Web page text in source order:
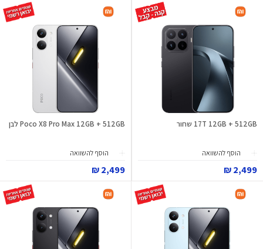
17T 12GB + 512GB שחור
הוסף להשוואה
2,499 ₪
Poco X8 Pro Max 12GB + 512GB לבן
הוסף להשוואה
2,499 ₪